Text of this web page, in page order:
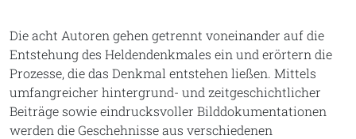
Die acht Autoren gehen getrennt voneinander auf die
Entstehung des Heldendenkmales ein und erörtern die
Prozesse, die das Denkmal entstehen ließen. Mittels
umfangreicher hintergrund- und zeitgeschichtlicher
Beiträge sowie eindrucksvoller Bilddokumentationen
werden die Geschehnisse aus verschiedenen